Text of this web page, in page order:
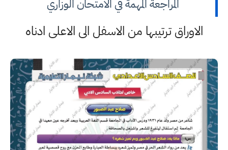
المراجعة المهمة في الامتحان الوزاري
الاوراق ترتيبها من الاسفل الى الاعلى ادناه